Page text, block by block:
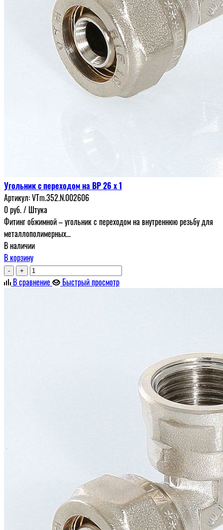
Угольник с переходом на ВР 26 х 1
Артикул:VTm.352.N.002606
0руб./ Штука
Фитинг обжимной – угольник с переходом на внутреннюю резьбу для
металлополимерных...
В наличии
В корзину
- +
В сравнение Быстрый просмотр